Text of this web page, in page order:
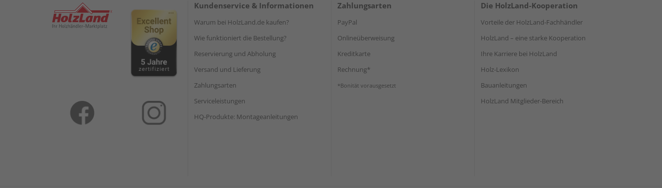
Kundenservice & Informationen
Warum bei HolzLand.de kaufen?
Wie funktioniert die Bestellung?
Reservierung und Abholung
Versand und Lieferung
Zahlungsarten
Serviceleistungen
HQ-Produkte: Montageanleitungen
Zahlungsarten
PayPal
Onlineüberweisung
Kreditkarte
Rechnung*
*Bonität vorausgesetzt
Die HolzLand-Kooperation
Vorteile der HolzLand-Fachhändler
HolzLand – eine starke Kooperation
Ihre Karriere bei HolzLand
Holz-Lexikon
Bauanleitungen
HolzLand Mitglieder-Bereich